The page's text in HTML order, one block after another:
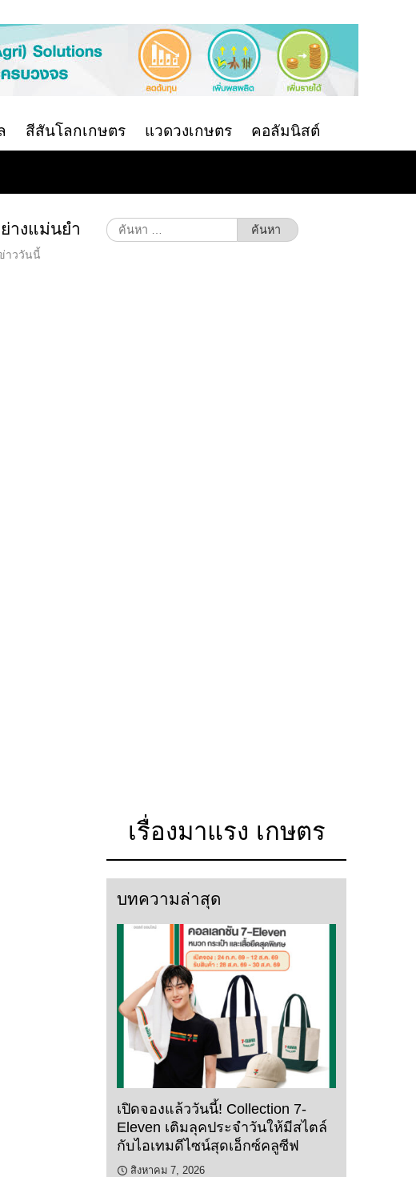
สีสันโลกเกษตร แวดวงเกษตร คอลัมนิสต์
างแม่นยำ
าววันนี้
ค้นหา
สำหรับ:
เรื่องมาแรง เกษตร
บทความล่าสุด
เปิดจองแล้ววันนี้! Collection 7-
Eleven เติมลุคประจำวันให้มีสไตล์
กับไอเทมดีไซน์สุดเอ็กซ์คลูซีฟ
สิงหาคม 7, 2026